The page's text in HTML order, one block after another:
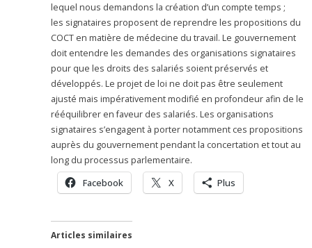
lequel nous demandons la création d’un compte temps ;
les signataires proposent de reprendre les propositions du
COCT en matière de médecine du travail. Le gouvernement
doit entendre les demandes des organisations signataires
pour que les droits des salariés soient préservés et
développés. Le projet de loi ne doit pas être seulement
ajusté mais impérativement modifié en profondeur afin de le
rééquilibrer en faveur des salariés. Les organisations
signataires s’engagent à porter notamment ces propositions
auprès du gouvernement pendant la concertation et tout au
long du processus parlementaire.
Facebook X Plus
Articles similaires